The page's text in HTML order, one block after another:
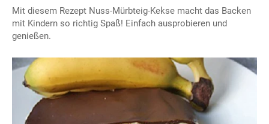
Mit diesem Rezept Nuss-Mürbteig-Kekse macht das Backen
mit Kindern so richtig Spaß! Einfach ausprobieren und
genießen.